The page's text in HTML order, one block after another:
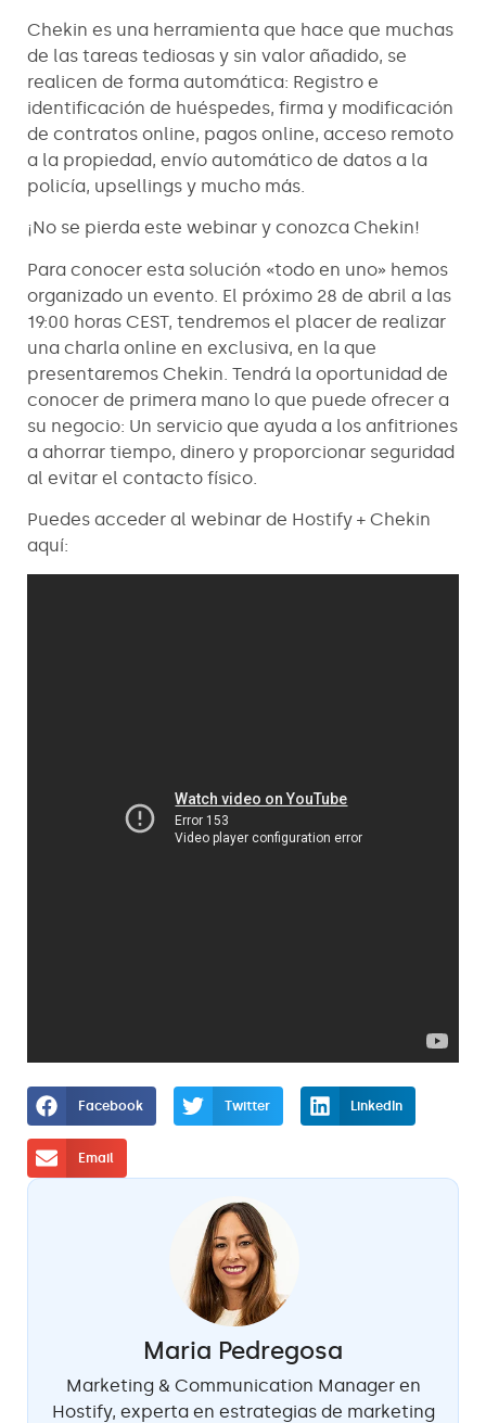
Chekin es una herramienta que hace que muchas
de las tareas tediosas y sin valor añadido, se
realicen de forma automática: Registro e
identificación de huéspedes, firma y modificación
de contratos online, pagos online, acceso remoto
a la propiedad, envío automático de datos a la
policía, upsellings y mucho más.
¡No se pierda este webinar y conozca Chekin!
Para conocer esta solución «todo en uno» hemos
organizado un evento. El próximo 28 de abril a las
19:00 horas CEST, tendremos el placer de realizar
una charla online en exclusiva, en la que
presentaremos Chekin. Tendrá la oportunidad de
conocer de primera mano lo que puede ofrecer a
su negocio: Un servicio que ayuda a los anfitriones
a ahorrar tiempo, dinero y proporcionar seguridad
al evitar el contacto físico.
Puedes acceder al webinar de Hostify + Chekin
aquí:
Facebook Twitter LinkedIn
Email
Maria Pedregosa
Marketing & Communication Manager en
Hostify, experta en estrategias de marketing